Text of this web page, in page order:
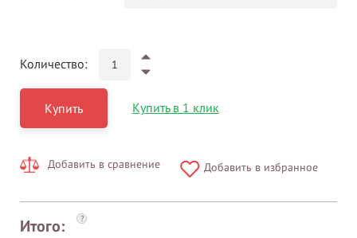
Количество:
Купить Купить в 1 клик
Добавить в сравнение Добавить в избранное
Итого: ?